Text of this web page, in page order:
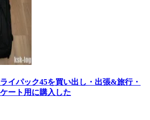
イパック45を買い出し・出張&旅行・
ート用に購入した